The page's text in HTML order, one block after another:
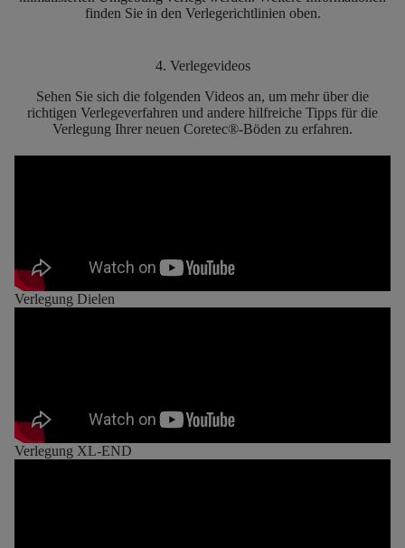
finden Sie in den Verlegerichtlinien oben.
4. Verlegevideos
Sehen Sie sich die folgenden Videos an, um mehr über die
richtigen Verlegeverfahren und andere hilfreiche Tipps für die
Verlegung Ihrer neuen Coretec®-Böden zu erfahren.
Verlegung Dielen
Verlegung XL-END